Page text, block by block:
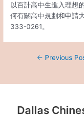
以百計高中生進入理想
何有關高中規劃和申請
333-0261。
← Previous
Dallas